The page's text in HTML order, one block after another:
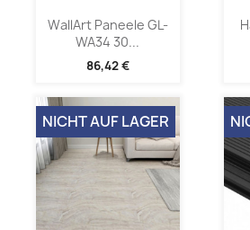
WallArt Paneele GL-
WA34 30...
86,42 €
NICHT AUF LAGER